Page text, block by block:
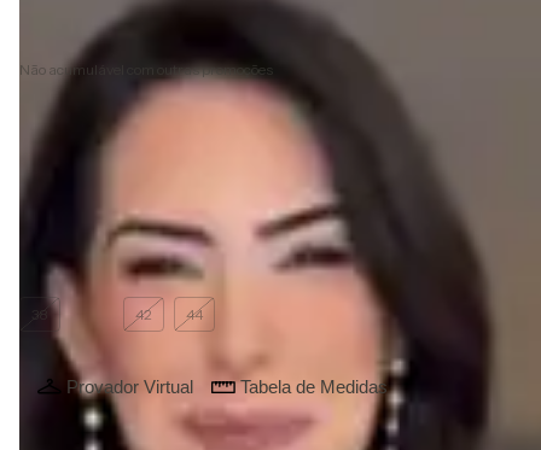
R$189,33sem juros
10% de desconto
Não acumulável com outras promoções
Ver mais detalhes
Frete grátis
R$1.000,00
Cor:
Tamanho vestido:40
38 42 44
Provador Virtual Tabela de Medidas
Atenção, última peça!